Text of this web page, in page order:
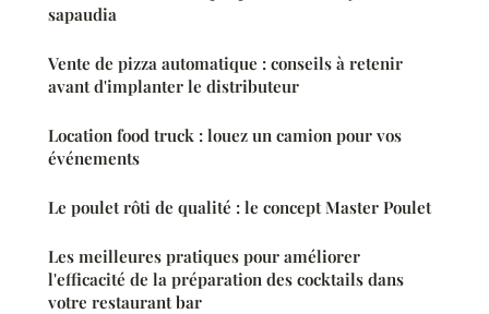
sapaudia
Vente de pizza automatique : conseils à retenir
avant d'implanter le distributeur
Location food truck : louez un camion pour vos
événements
Le poulet rôti de qualité : le concept Master Poulet
Les meilleures pratiques pour améliorer
l'efficacité de la préparation des cocktails dans
votre restaurant bar